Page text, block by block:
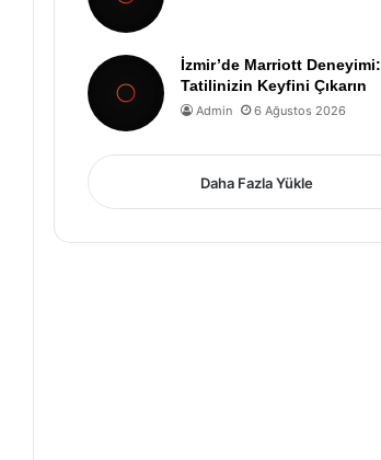
İzmir’de Marriott Deneyimi:
Tatilinizin Keyfini Çıkarın
Admin 6 Ağustos 2026
Daha Fazla Yükle